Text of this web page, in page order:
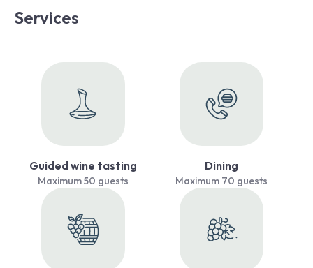
Services
Guided wine tasting
Maximum 50 guests
Dining
Maximum 70 guests